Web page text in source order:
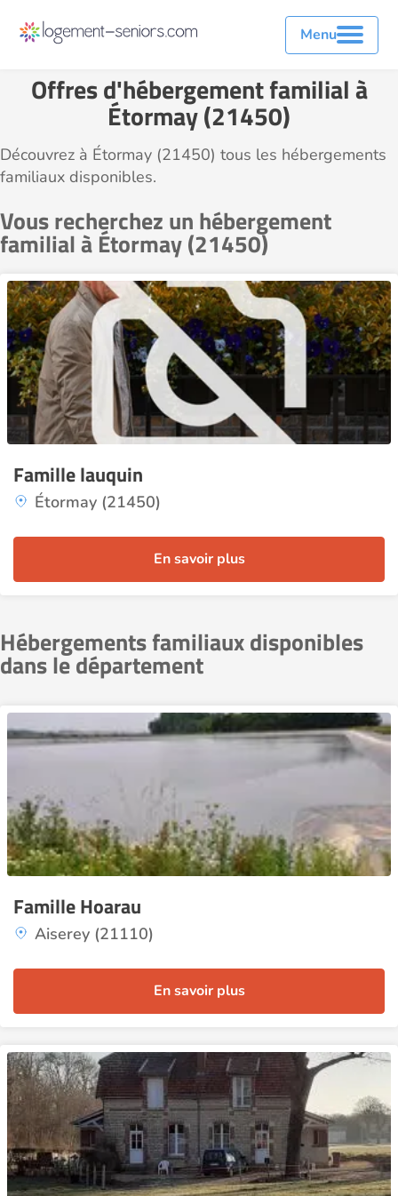
Menu
Offres d'hébergement familial à
Étormay (21450)
Découvrez à Étormay (21450) tous les hébergements
familiaux disponibles.
Vous recherchez un hébergement
familial à Étormay (21450)
Famille lauquin
Étormay (21450)
En savoir plus
Hébergements familiaux disponibles
dans le département
Famille Hoarau
Aiserey (21110)
En savoir plus